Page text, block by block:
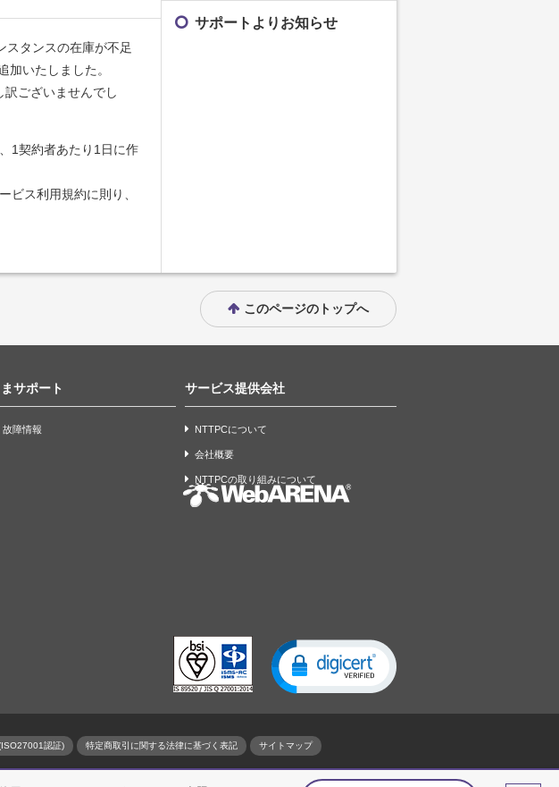
スタンスの在庫が不足
いたしました。
ございませんでし
1契約者あたり1日に作
ビス利用規約に則り、
サポートよりお知らせ
このページのトップへ
サポート
故障情報
サービス提供会社
NTTPCについて
会社概要
NTTPCの取り組みについて
認証) 特定商取引に関する法律に基づく表記 サイトマップ
IndigoGPUはNTTPCコミュニケーションズの登録商標です。